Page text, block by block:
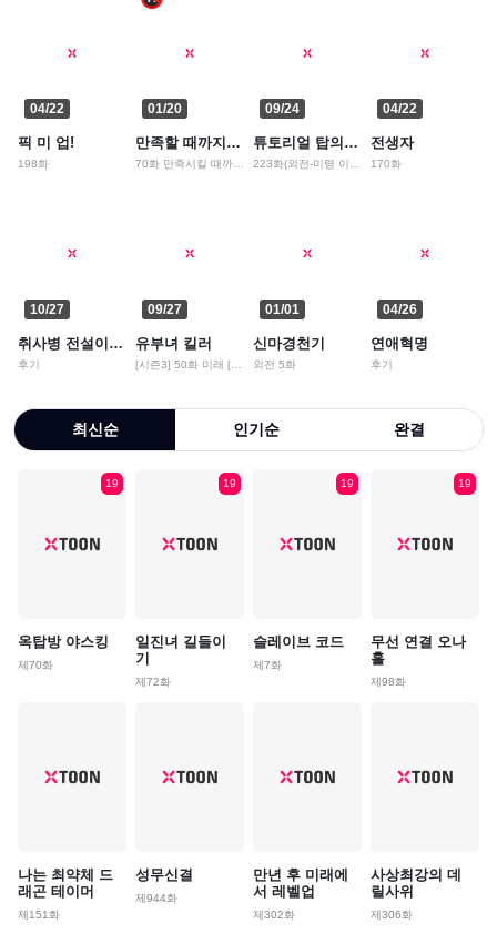
04/22
픽 미 업!
198화
01/20
만족할 때까지 레벨업
70화 만족시킬 때까지 레벨업
09/24
튜토리얼 탑의 고인물
223화(외전-미령 이야기)
04/22
전생자
170화
10/27
취사병 전설이 되다
후기
09/27
유부녀 킬러
01/01
신마경천기
외전 5화
04/26
연애혁명
후기
최신순 인기순 완결
19
옥탑방 야스킹
제70화
19
일진녀 길들이
기
제72화
19
슬레이브 코드
제7화
19
무선 연결 오나
홀
제98화
나는 최약체 드
래곤 테이머
제151화
성무신결
제944화
만년 후 미래에
서 레벨업
제302화
사상최강의 데
릴사위
제306화